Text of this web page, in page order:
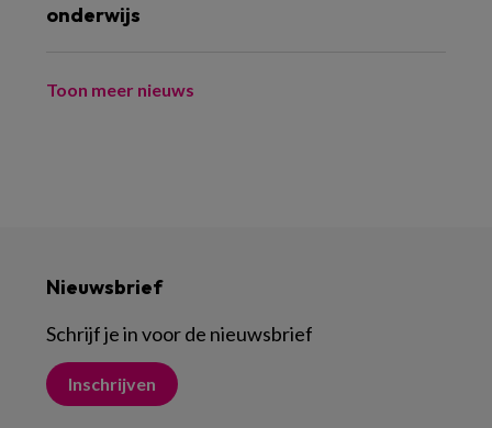
onderwijs
Toon meer nieuws
Nieuwsbrief
Schrijf je in voor de nieuwsbrief
Inschrijven